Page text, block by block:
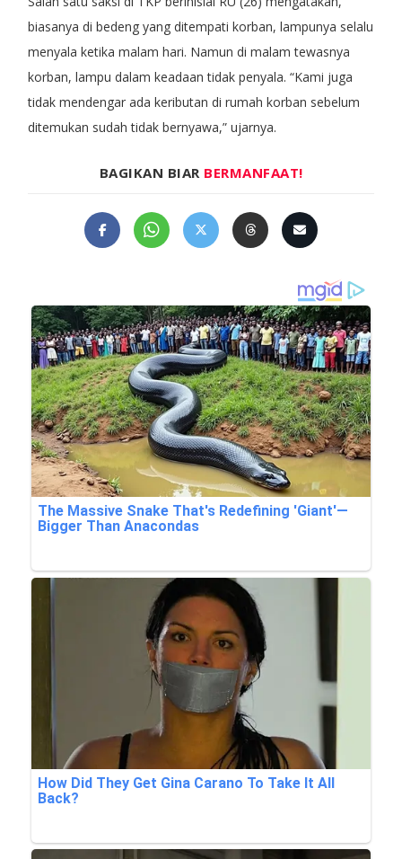
biasanya di bedeng yang ditempati korban, lampunya selalu
menyala ketika malam hari. Namun di malam tewasnya
korban, lampu dalam keadaan tidak penyala. “Kami juga
tidak mendengar ada keributan di rumah korban sebelum
ditemukan sudah tidak bernyawa,” ujarnya.
BAGIKAN BIAR BERMANFAAT!